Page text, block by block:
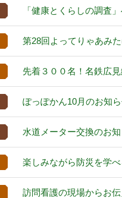
「健康とくらしの調査
第28回よってりゃあみ
先着３００名！名鉄広
ぽっぽかん10月のお知
水道メーター交換のお
楽しみながら防災を学
訪問看護の現場からお